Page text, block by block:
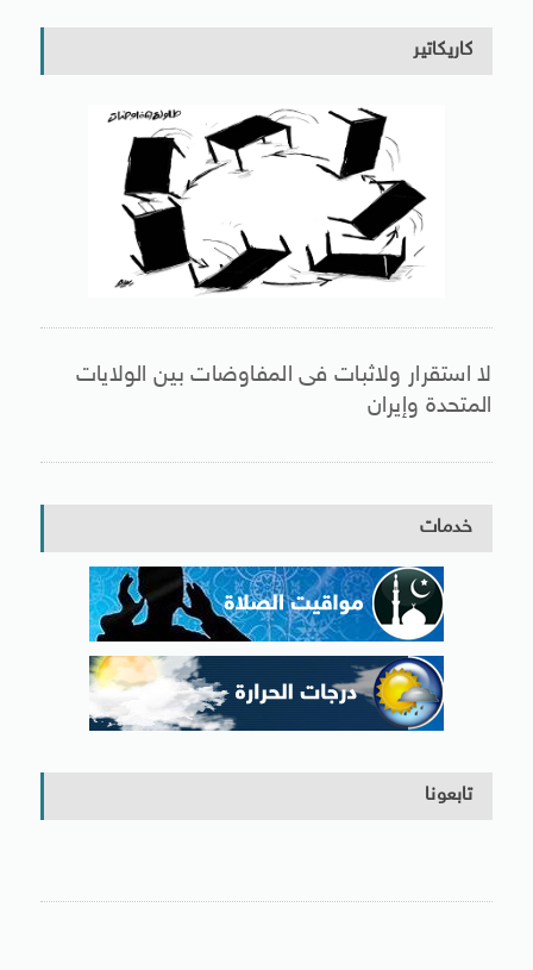
كاريكاتير
لا استقرار ولاثبات فى المفاوضات بين الولايات
المتحدة وإيران
خدمات
تابعونا